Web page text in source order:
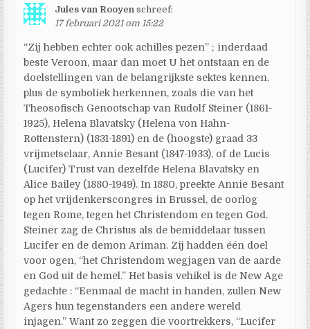
Jules van Rooyen schreef:
17 februari 2021 om 15:22
“Zij hebben echter ook achilles pezen” ; inderdaad
beste Veroon, maar dan moet U het ontstaan en de
doelstellingen van de belangrijkste sektes kennen,
plus de symboliek herkennen, zoals die van het
Theosofisch Genootschap van Rudolf Steiner (1861-
1925), Helena Blavatsky (Helena von Hahn-
Rottenstern) (1831-1891) en de (hoogste) graad 33
vrijmetselaar, Annie Besant (1847-1933), of de Lucis
(Lucifer) Trust van dezelfde Helena Blavatsky en
Alice Bailey (1880-1949). In 1880, preekte Annie Besant
op het vrijdenkerscongres in Brussel, de oorlog
tegen Rome, tegen het Christendom en tegen God.
Steiner zag de Christus als de bemiddelaar tussen
Lucifer en de demon Ariman. Zij hadden één doel
voor ogen, “het Christendom wegjagen van de aarde
en God uit de hemel.” Het basis vehikel is de New Age
gedachte : “Eenmaal de macht in handen, zullen New
Agers hun tegenstanders een andere wereld
injagen.” Want zo zeggen die voortrekkers, “Lucifer